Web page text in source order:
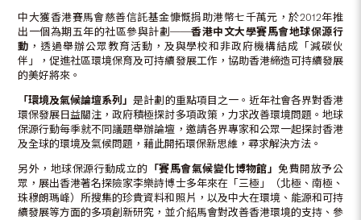
中大獲香港賽馬會慈善信託基金慷慨捐助港幣七千萬元，於2012年推
出一個為期五年的社區參與計劃──香港中文大學賽馬會地球保源行
動 ，透過舉辦公眾教育活動，及與學校和非政府機構結成「減碳伙
伴」，促進社區環境保育及可持續發展工作，協助香港締造可持續發展
的美好將來。
「環境及氣候論壇系列」是計劃的重點項目之一。近年社會各界對香港
環保發展日益關注，政府積極探討多項政策，力求改善環境問題。地球
保源行動每季就不同議題舉辦論壇，邀請各界專家和公眾一起探討香港
及全球的環境及氣候問題，藉此開拓環保新思維，尋求解決方法。
另外，地球保源行動成立的 「賽馬會氣候變化博物館」免費開放予公
眾，展出香港著名探險家李樂詩博士多年來在「三極」（北極、南極、
珠穆朗瑪峰）所搜集的珍貴資料和照片，以及中大在環境、能源和可持
續發展等方面的多項創新研究，並介紹馬會對改善香港環境的支持、參